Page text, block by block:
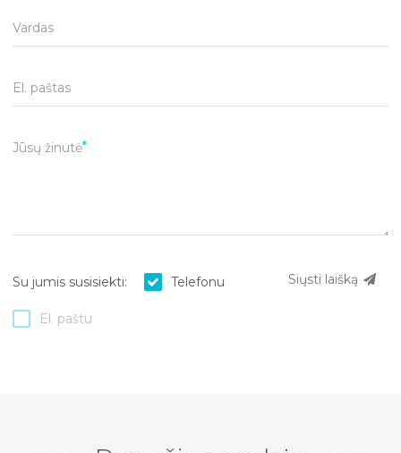
Vardas
El. paštas
Jūsų žinutė
Siųsti laišką
Su jumis susisiekti: Telefonu
El. paštu